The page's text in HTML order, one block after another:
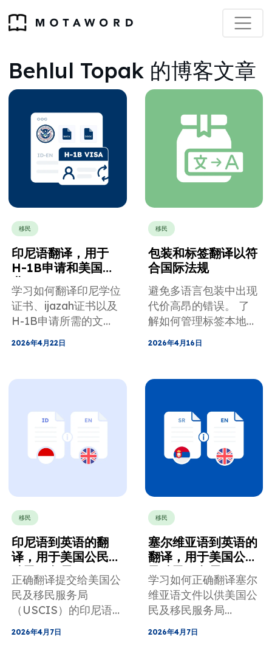
Behlul Topak 的博客文章
移民
印尼语翻译，用于
H-1B申请和美国就
业
学习如何翻译印尼学位
证书、ijazah证书以及
H-1B申请所需的文
件。 使用经认证的翻
译件和学历评估报告，
补充材料请求。
2026年4月22日
移民
包装和标签翻译以符
合国际法规
避免多语言包装中出现
代价高昂的错误。 了
解如何管理标签本地
化、成分翻译和全球合
规性，以更快地进入市
2026年4月16日
移民
印尼语到英语的翻
译，用于美国公民及
移民服务局
(USCIS) 申请
正确翻译提交给美国公
民及移民服务局
（USCIS）的印尼语文
件。 了解相关要求，
避免收到补充材料请求
2026年4月7日
移民
塞尔维亚语到英语的
翻译，用于美国公民
及移民服务局
(USCIS) 和移民申
请
学习如何正确翻译塞尔
维亚语文件以供美国公
民及移民服务局
(USCIS) 使用。 使用
经认证的翻译、准确的
2026年4月7日